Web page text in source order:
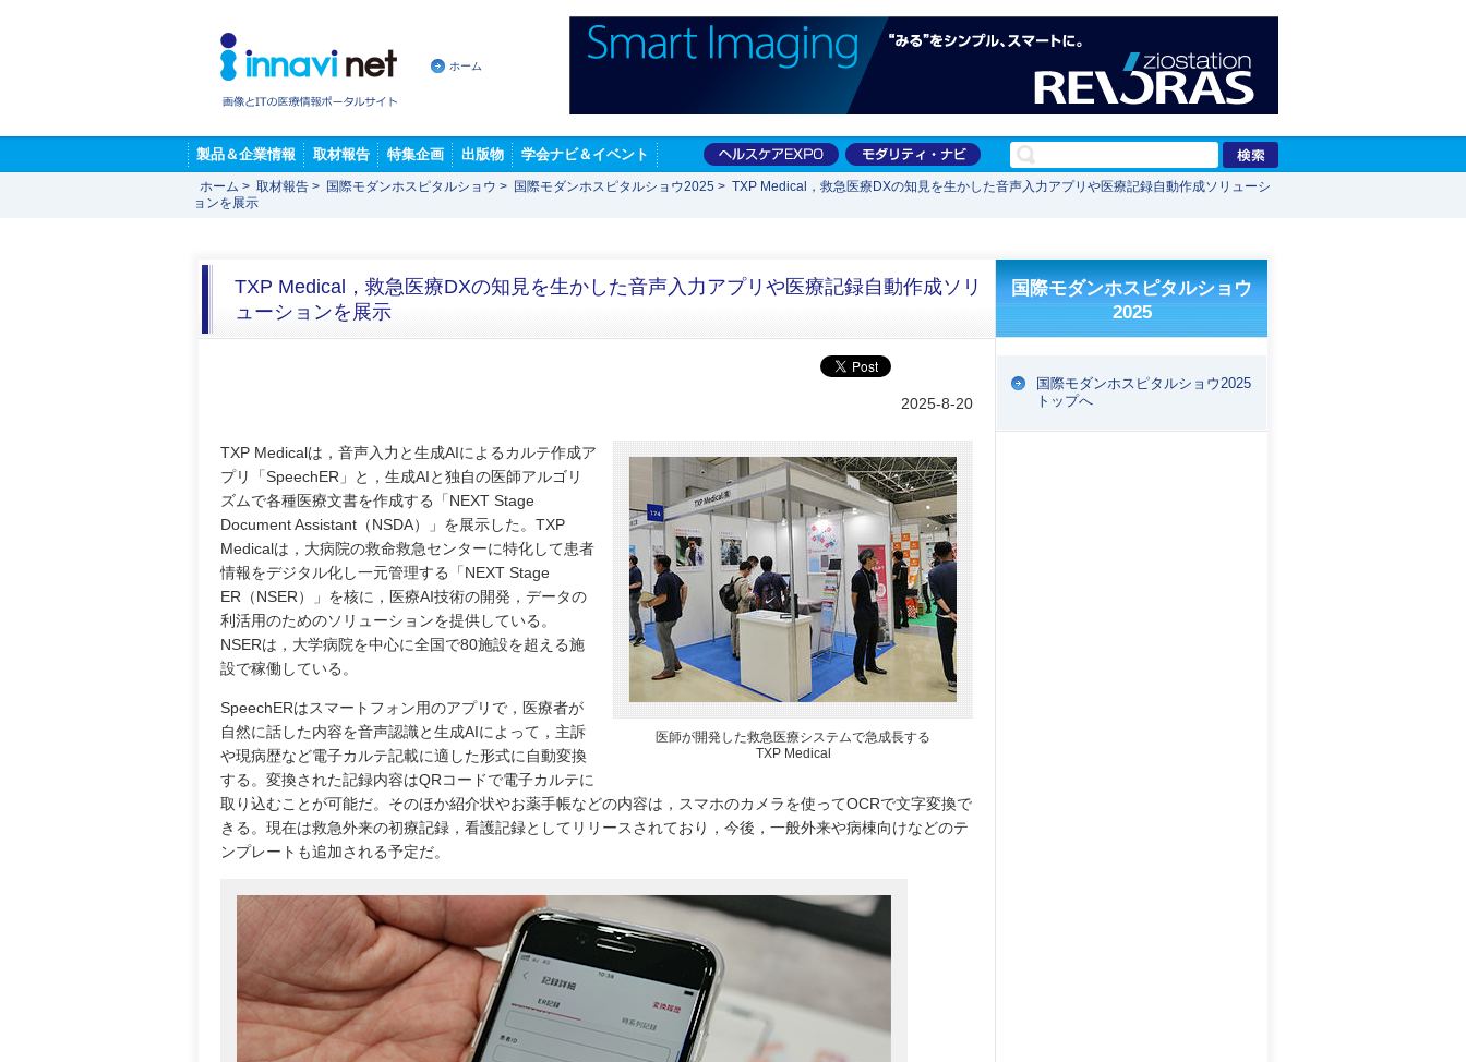
ホーム
製品＆企業情報 取材報告 特集企画 出版物 学会ナビ＆イベント
ホーム > 取材報告 > 国際モダンホスピタルショウ > 国際モダンホスピタルショウ2025 > TXP Medical，救急医療DXの知見を生かした音声入力アプリや医療記録自動作成ソリューシ
ョンを展示
TXP Medical，救急医療DXの知見を生かした音声入力アプリや医療記録自動作成ソリ
ューションを展示
2025-8-20
医師が開発した救急医療システムで急成長する
TXP Medical
TXP Medicalは，音声入力と生成AIによるカルテ作成ア
プリ「SpeechER」と，生成AIと独自の医師アルゴリ
ズムで各種医療文書を作成する「NEXT Stage
Document Assistant（NSDA）」を展示した。TXP
Medicalは，大病院の救命救急センターに特化して患者
情報をデジタル化し一元管理する「NEXT Stage
ER（NSER）」を核に，医療AI技術の開発，データの
利活用のためのソリューションを提供している。
NSERは，大学病院を中心に全国で80施設を超える施
設で稼働している。
SpeechERはスマートフォン用のアプリで，医療者が
自然に話した内容を音声認識と生成AIによって，主訴
や現病歴など電子カルテ記載に適した形式に自動変換
する。変換された記録内容はQRコードで電子カルテに
取り込むことが可能だ。そのほか紹介状やお薬手帳などの内容は，スマホのカメラを使ってOCRで文字変換で
きる。現在は救急外来の初療記録，看護記録としてリリースされており，今後，一般外来や病棟向けなどのテ
ンプレートも追加される予定だ。
国際モダンホスピタルショウ
2025
国際モダンホスピタルショウ2025
トップへ